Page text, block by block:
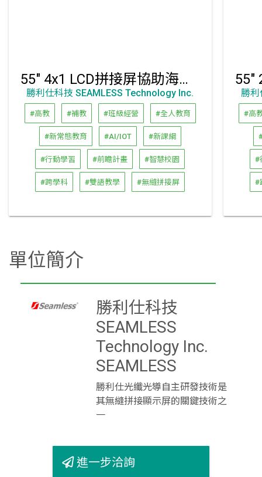
55" 4x1 LCD拼接屏協助海外客戶，成功解決大型拼接屏拚接縫的視覺缺陷問題
勝利仕科技 SEAMLESS Technology Inc.
#高教 #補教 #班級經營 #全人教育
#新常態教育 #AI/IOT #新課綱
#行動學習 #前瞻計畫 #智慧校園
#跨學科 #雙語教學 #無縫拼接屏
勝
#高
#
#
單位簡介
勝利仕科技
SEAMLESS
Technology Inc.
SEAMLESS
勝利仕光纖光導自主研發技術是
其無縫拼接顯示屏的關鍵技術之
一
進一步洽詢